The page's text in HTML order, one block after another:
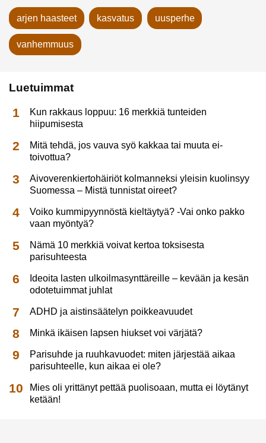
arjen haasteet kasvatus uusperhe
vanhemmuus
Luetuimmat
Kun rakkaus loppuu: 16 merkkiä tunteiden
hiipumisesta
Mitä tehdä, jos vauva syö kakkaa tai muuta ei-
toivottua?
Aivoverenkiertohäiriöt kolmanneksi yleisin kuolinsyy
Suomessa – Mistä tunnistat oireet?
Voiko kummipyynnöstä kieltäytyä? -Vai onko pakko
vaan myöntyä?
Nämä 10 merkkiä voivat kertoa toksisesta
parisuhteesta
Ideoita lasten ulkoilmasynttäreille – kevään ja kesän
odotetuimmat juhlat
ADHD ja aistinsäätelyn poikkeavuudet
Minkä ikäisen lapsen hiukset voi värjätä?
Parisuhde ja ruuhkavuodet: miten järjestää aikaa
parisuhteelle, kun aikaa ei ole?
Mies oli yrittänyt pettää puolisoaan, mutta ei löytänyt
ketään!